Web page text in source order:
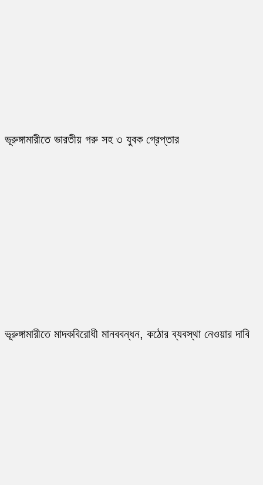
ভূরুঙ্গামারীতে ভারতীয় গরু সহ ৩ যুবক গ্রেপ্তার
ভূরুঙ্গামারীতে মাদকবিরোধী মানববন্ধন, কঠোর ব্যবস্থা নেওয়ার দাবি